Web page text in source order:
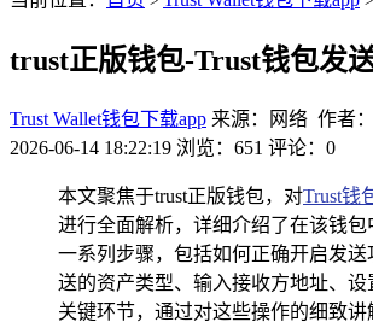
trust正版钱包-Trust钱包发
Trust Wallet钱包下载app 来源：网络 作者
2026-06-14 18:22:19 浏览：651 评论：0
本文聚焦于trust正版钱包，对Trust钱
进行全面解析，详细介绍了在该钱包
一系列步骤，包括如何正确开启发送
送的资产类型、输入接收方地址、设
关键环节，通过对这些操作的细致讲